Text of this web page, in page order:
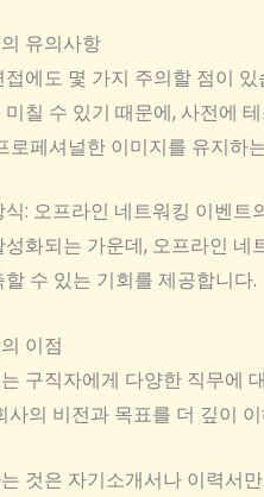
유의사항
에도 몇 가지 주의할 점이
칠 수 있기 때문에, 사전에
로페셔널한 이미지를 유지하
: 오프라인 네트워킹 이벤트
화되는 가운데, 오프라인
수 있는 기회를 제공합니다.
이점
구직자에게 다양한 직무에
사의 비전과 목표를 더 깊이
것은 자기소개서나 이력서